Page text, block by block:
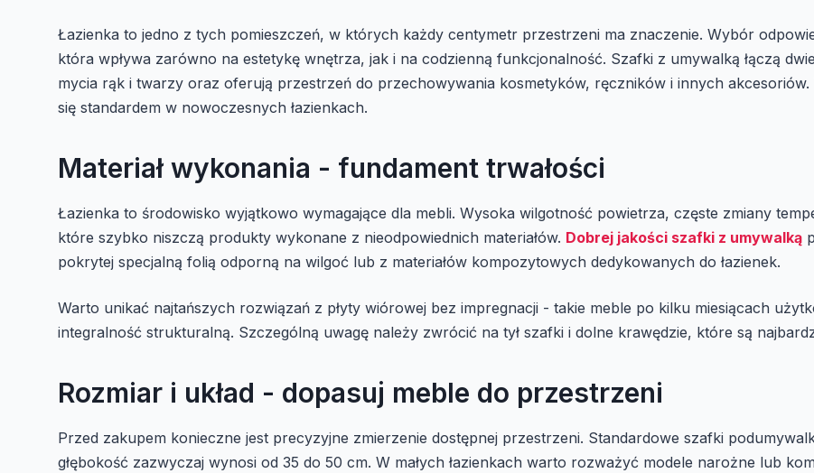
Łazienka to jedno z tych pomieszczeń, w których każdy centymetr przestrzeni ma znaczenie. Wybór
która wpływa zarówno na estetykę wnętrza, jak i na codzienną funkcjonalność. Szafki z umywalką łączą
mycia rąk i twarzy oraz oferują przestrzeń do przechowywania kosmetyków, ręczników i innych akcesoriów.
się standardem w nowoczesnych łazienkach.
Materiał wykonania - fundament trwałości
Łazienka to środowisko wyjątkowo wymagające dla mebli. Wysoka wilgotność powietrza, częste zmiany
które szybko niszczą produkty wykonane z nieodpowiednich materiałów. Dobrej jakości szafki z umywalką
pokrytej specjalną folią odporną na wilgoć lub z materiałów kompozytowych dedykowanych do łazienek.
Warto unikać najtańszych rozwiązań z płyty wiórowej bez impregnacji - takie meble po kilku miesiącach
integralność strukturalną. Szczególną uwagę należy zwrócić na tył szafki i dolne krawędzie, które są
Rozmiar i układ - dopasuj meble do przestrzeni
Przed zakupem konieczne jest precyzyjne zmierzenie dostępnej przestrzeni. Standardowe szafki
głębokość zazwyczaj wynosi od 35 do 50 cm. W małych łazienkach warto rozważyć modele narożne lub